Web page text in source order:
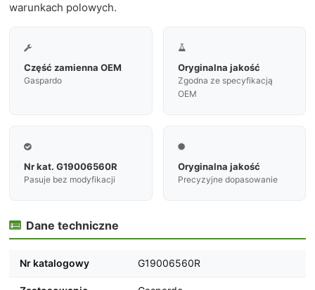
warunkach polowych.

Część zamienna OEM
Gaspardo

Oryginalna jakość
Zgodna ze specyfikacją
OEM

Nr kat. G19006560R
Pasuje bez modyfikacji

Oryginalna jakość
Precyzyjne dopasowanie
 Dane techniczne
Nr katalogowy G19006560R